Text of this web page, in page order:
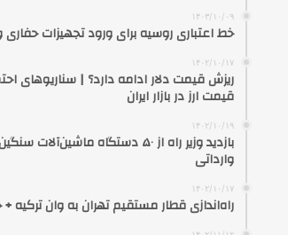
۱۴۰۳/۱۰/۰۹
خط اعتباری روسیه برای ورود تجهیزات حفاری
۱۴۰۲/۱۰/۱۷
ریزش قیمت دلار ادامه دارد؟‌ | سناریوهای
قیمت ارز در بازار ایران
۱۴۰۲/۱۰/۱۹
بازدید وزیر راه از ۵۰ دستگاه ماشین‌آلات
وارداتی
۱۴۰۲/۱۰/۱۷
راه‌اندازی قطار مستقیم تهران به وان ترکیه +